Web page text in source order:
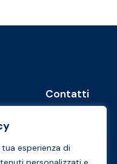
esperienza di
Contatti
+39 02 4802